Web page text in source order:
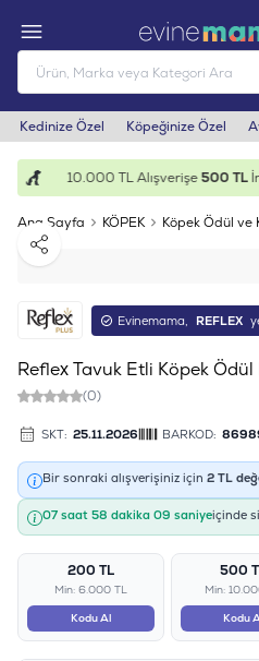
Kedinize Özel Köpeğinize Özel
10.000 TL Alışverişe500 TL
Ana Sayfa KÖPEK Köpek Ödül ve
Paylaş
Evinemama, REFLEX
Reflex Tavuk Etli Köpek
(0)
SKT: 25.11.2026 BARKOD:
Bir sonraki alışverişiniz için 2 TL
07 saat 58 dakika 09 saniyeiçinde
200 TL
Min: 6.000 TL
Kodu Al
500
Min:
Kodu